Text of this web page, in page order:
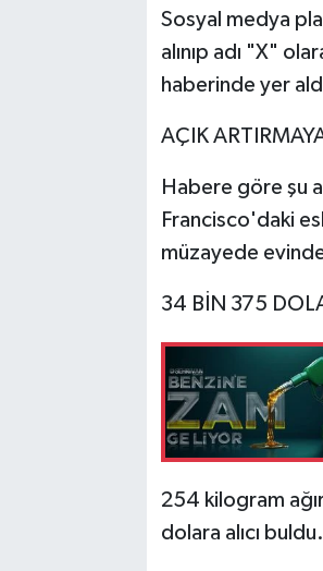
Sosyal medya
alınıp adı "X"
haberinde yer
AÇIK
Habere göre şu
Francisco'daki
müzayede evinde
34 BİN 375
254 kilogram
dolara alıcı buldu.